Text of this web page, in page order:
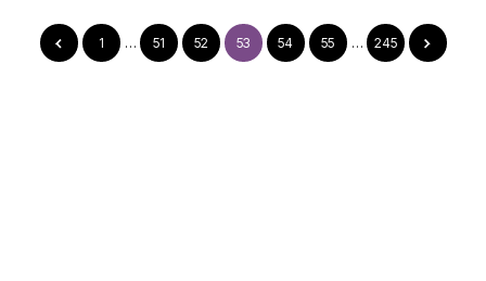
1 … 51 52 53 54 55 … 245